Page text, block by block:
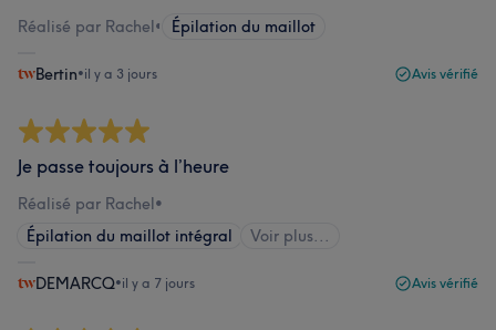
Réalisé par Rachel• Épilation du maillot
Bertin•il y a 3 jours Avis vérifié
Je passe toujours à l’heure
Réalisé par Rachel•
Épilation du maillot intégral
Voir plus...
DEMARCQ•il y a 7 jours Avis vérifié